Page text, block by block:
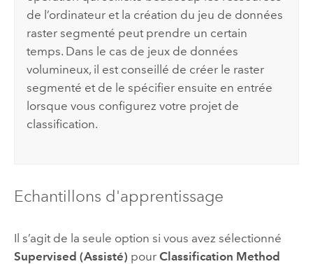
de l’ordinateur et la création du jeu de données
raster segmenté peut prendre un certain
temps. Dans le cas de jeux de données
volumineux, il est conseillé de créer le raster
segmenté et de le spécifier ensuite en entrée
lorsque vous configurez votre projet de
classification.
Echantillons d'apprentissage
Il s’agit de la seule option si vous avez sélectionné
Supervised (Assisté) pour Classification Method